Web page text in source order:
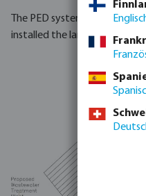
The PED system is fully
installed the largest system of